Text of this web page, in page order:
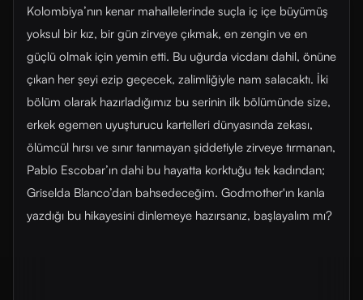
Kolombiya’nın kenar mahallelerinde suçla iç içe büyümüş
yoksul bir kız, bir gün zirveye çıkmak, en zengin ve en
güçlü olmak için yemin etti. Bu uğurda vicdanı dahil, önüne
çıkan her şeyi ezip geçecek, zalimliğiyle nam salacaktı. İki
bölüm olarak hazırladığımız bu serinin ilk bölümünde size,
erkek egemen uyuşturucu kartelleri dünyasında zekası,
ölümcül hırsı ve sınır tanımayan şiddetiyle zirveye tırmanan,
Pablo Escobar’ın dahi bu hayatta korktuğu tek kadından;
Griselda Blanco’dan bahsedeceğim. Godmother'ın kanla
yazdığı bu hikayesini dinlemeye hazırsanız, başlayalım mı?